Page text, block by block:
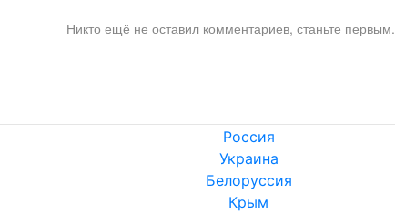
Никто ещё не оставил комментариев, станьте первым.
Россия
Украина
Белоруссия
Крым